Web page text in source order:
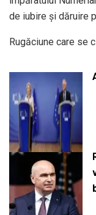
de iubire și dăruire
Rugăciune care se